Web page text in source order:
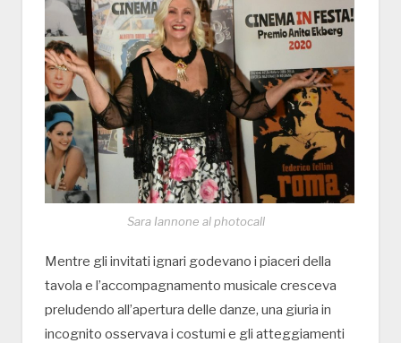
Sara Iannone al photocall
Mentre gli invitati ignari godevano i piaceri della
tavola e l’accompagnamento musicale cresceva
preludendo all’apertura delle danze, una giuria in
incognito osservava i costumi e gli atteggiamenti